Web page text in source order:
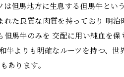
は但馬地方に生息する但馬牛とい
れた良質な肉質を持っており 明
但馬牛のみを 交配に用い純血を
牛よりも明確なルーツを持つ、
あります。